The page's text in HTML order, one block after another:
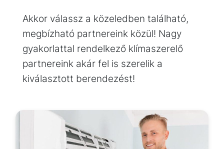
Akkor válassz a közeledben található,
megbízható partnereink közül! Nagy
gyakorlattal rendelkező klímaszerelő
partnereink akár fel is szerelik a
kiválasztott berendezést!